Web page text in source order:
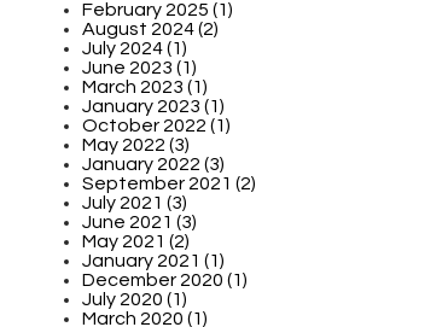
February 2025 (1)
August 2024 (2)
July 2024 (1)
June 2023 (1)
March 2023 (1)
January 2023 (1)
October 2022 (1)
May 2022 (3)
January 2022 (3)
September 2021 (2)
July 2021 (3)
June 2021 (3)
May 2021 (2)
January 2021 (1)
December 2020 (1)
July 2020 (1)
March 2020 (1)